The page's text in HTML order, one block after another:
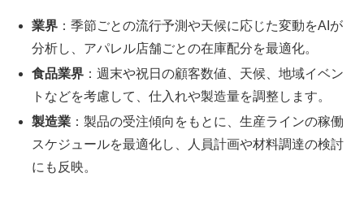
業界 ：季節ごとの流行予測や天候に応じた変動をAIが
分析し、アパレル店舗ごとの在庫配分を最適化。
食品業界 ：週末や祝日の顧客数値、天候、地域イベン
トなどを考慮して、仕入れや製造量を調整します。
製造業 ：製品の受注傾向をもとに、生産ラインの稼働
スケジュールを最適化し、人員計画や材料調達の検討
にも反映。